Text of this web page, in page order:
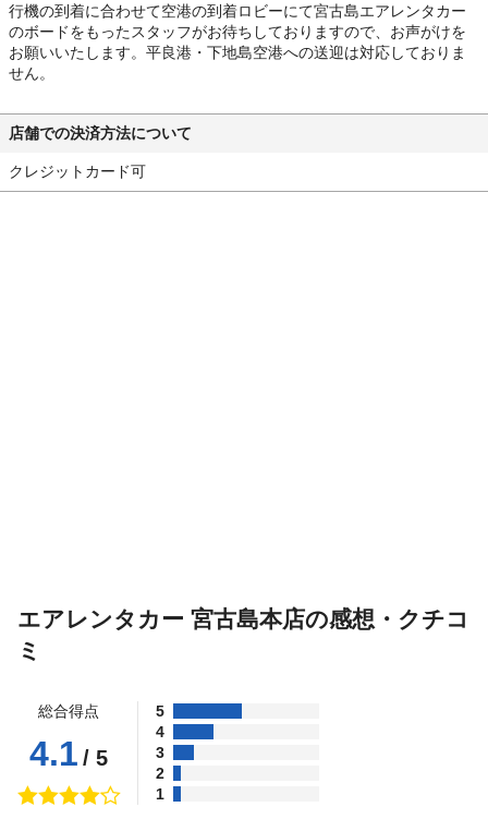
行機の到着に合わせて空港の到着ロビーにて宮古島エアレンタカー
のボードをもったスタッフがお待ちしておりますので、お声がけを
お願いいたします。平良港・下地島空港への送迎は対応しておりま
せん。
店舗での決済方法について
クレジットカード可
エアレンタカー 宮古島本店の感想・クチコ
ミ
総合得点
4.1 / 5
5
4
3
2
1